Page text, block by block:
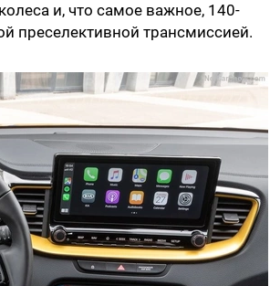
и, что самое важное, 140-
преселективной трансмиссией.